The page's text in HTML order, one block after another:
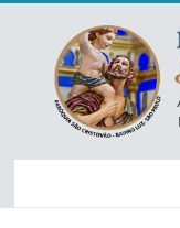
content
Paróquia
São